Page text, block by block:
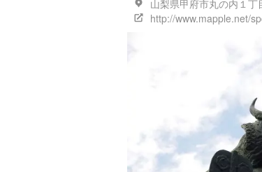
山梨県甲府市丸の内１丁
http://www.mapple.net/